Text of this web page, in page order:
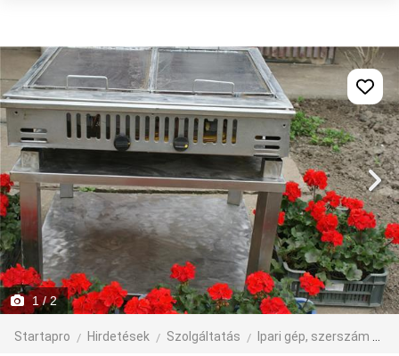
1/ 2
Startapro Hirdetések Szolgáltatás Ipari gép, szerszám